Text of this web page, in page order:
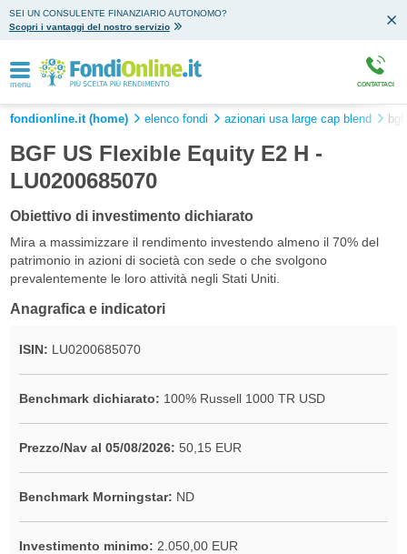
SEI UN CONSULENTE FINANZIARIO AUTONOMO?
Scopri i vantaggi del nostro servizio
menu CONTATTACI
fondionline.it (home) elenco fondi azionari usa large cap blend
BGF US Flexible Equity E2 H -
LU0200685070
Obiettivo di investimento dichiarato
Mira a massimizzare il rendimento investendo almeno il 70% del
patrimonio in azioni di società con sede o che svolgono
prevalentemente le loro attività negli Stati Uniti.
Anagrafica e indicatori
ISIN: LU0200685070
Benchmark dichiarato: 100% Russell 1000 TR USD
Prezzo/Nav al 05/08/2026: 50,15 EUR
Benchmark Morningstar: ND
Investimento minimo: 2.050,00 EUR